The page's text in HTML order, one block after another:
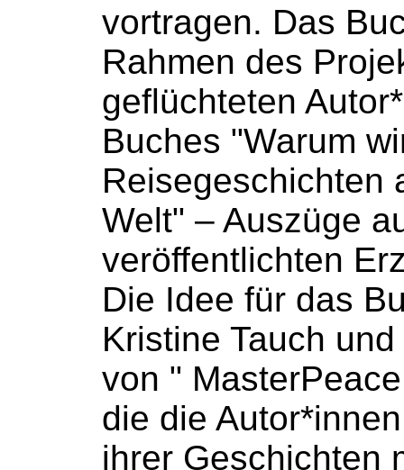
vortragen. Das
Rahmen des
geflüchteten
Buches "Warum
Reisegeschichten
Welt" – Auszüge
veröffentlichten
Die Idee für das
Kristine Tauch
von "
die die
ihrer Geschichten